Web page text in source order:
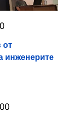
от
инженерите